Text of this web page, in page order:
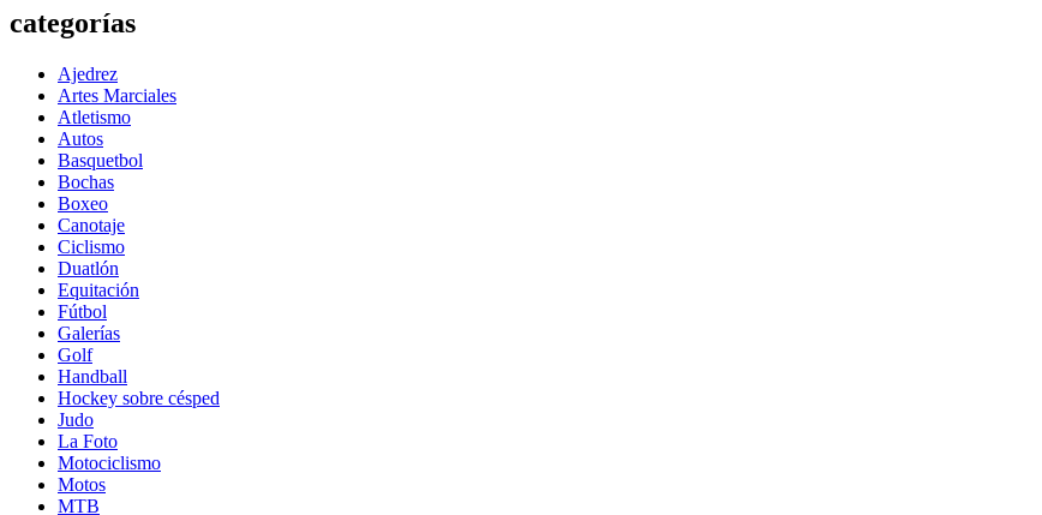
categorías
Ajedrez
Artes Marciales
Atletismo
Autos
Basquetbol
Bochas
Boxeo
Canotaje
Ciclismo
Duatlón
Equitación
Fútbol
Galerías
Golf
Handball
Hockey sobre césped
Judo
La Foto
Motociclismo
Motos
MTB